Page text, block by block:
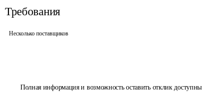
Полная информация и возможность оставить отклик доступны
Требования
Несколько поставщиков